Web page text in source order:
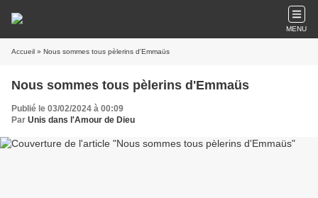
MENU
Accueil » Nous sommes tous pèlerins d'Emmaüs
Nous sommes tous pèlerins d'Emmaüs
Publié le 03/02/2024 à 00:09
Par Unis dans l'Amour de Dieu